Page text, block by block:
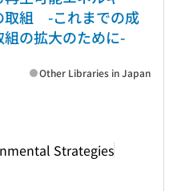
取組 -これまでの成
の拡大のために-
Strategies
Other Libraries in Japan